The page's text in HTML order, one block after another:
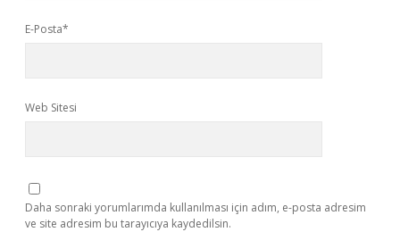
E-Posta*
Web Sitesi
Daha sonraki yorumlarımda kullanılması için adım, e-posta adresim
ve site adresim bu tarayıcıya kaydedilsin.